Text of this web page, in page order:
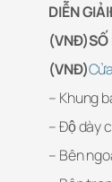
DIỄN
(VNĐ)SỐ
(VNĐ)
– Khung
– Độ dày
– Bên